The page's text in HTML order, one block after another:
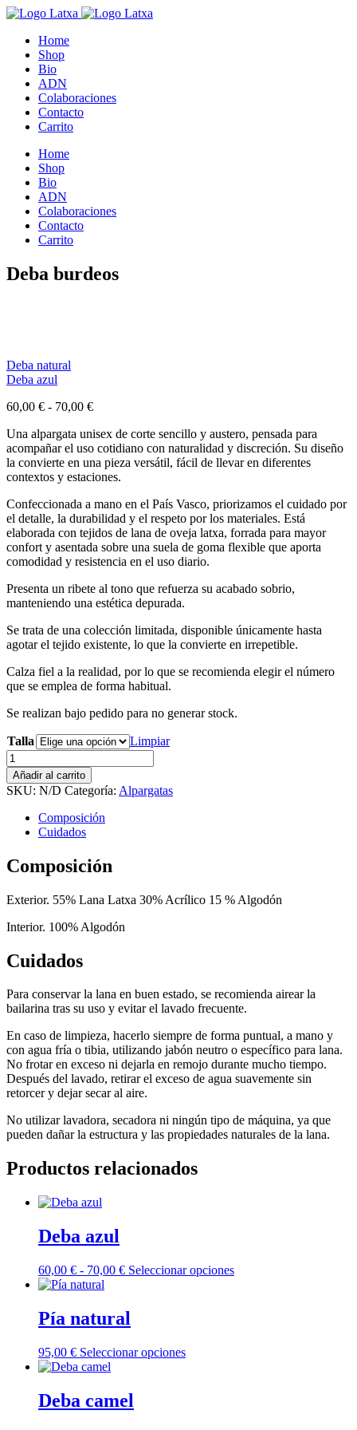
Home
Shop
Bio
ADN
Colaboraciones
Contacto
Carrito
Home
Shop
Bio
ADN
Colaboraciones
Contacto
Carrito
Deba burdeos
Navegación
de
entradas
Deba natural
Deba azul
60,00 € - 70,00 €Rango
precios:
desde
60,00 €
hasta
Una alpargata unisex de corte sencillo y austero, pensada para
acompañar el uso cotidiano con naturalidad y discreción. Su diseño
la convierte en una pieza versátil, fácil de llevar en diferentes
contextos y estaciones.
Confeccionada a mano en el País Vasco, priorizamos el cuidado por
el detalle, la durabilidad y el respeto por los materiales. Está
elaborada con tejidos de lana de oveja latxa, forrada para mayor
confort y asentada sobre una suela de goma flexible que aporta
comodidad y resistencia en el uso diario.
Presenta un ribete al tono que refuerza su acabado sobrio,
manteniendo una estética depurada.
Se trata de una colección limitada, disponible únicamente hasta
agotar el tejido existente, lo que la convierte en irrepetible.
Calza fiel a la realidad, por lo que se recomienda elegir el número
que se emplea de forma habitual.
Se realizan bajo pedido para no generar stock.
Talla
Limpiar
Deba
burdeos
cantidad
Añadir al carrito
SKU: N/D Categoría: Alpargatas
Composición
Cuidados
Composición
Exterior. 55% Lana Latxa 30% Acrílico 15 % Algodón
Interior. 100% Algodón
Cuidados
Para conservar la lana en buen estado, se recomienda airear la
bailarina tras su uso y evitar el lavado frecuente.
En caso de limpieza, hacerlo siempre de forma puntual, a mano y
con agua fría o tibia, utilizando jabón neutro o específico para lana.
No frotar en exceso ni dejarla en remojo durante mucho tiempo.
Después del lavado, retirar el exceso de agua suavemente sin
retorcer y dejar secar al aire.
No utilizar lavadora, secadora ni ningún tipo de máquina, ya que
pueden dañar la estructura y las propiedades naturales de la lana.
Productos relacionados
Deba azul
60,00 € - 70,00 €Rango
desde
60,00 €
70,00 €
Seleccionar opcionesEste
Pía natural
95,00 € Seleccionar opcionesEste
Deba camel